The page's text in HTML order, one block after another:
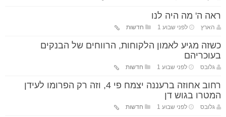
ראה ה' מה היה לנו
הארץ לפני שבוע 1 חדשות
כשזה מגיע לאמון הלקוחות, הרווחים של הבנקים
בעוכריהם
גלובס לפני שבוע 1 חדשות
רחוב אחוזה ברעננה יצמח פי 4, וזה רק הפרומו לעידן
המטרו בגוש דן
גלובס לפני שבוע 1 חדשות